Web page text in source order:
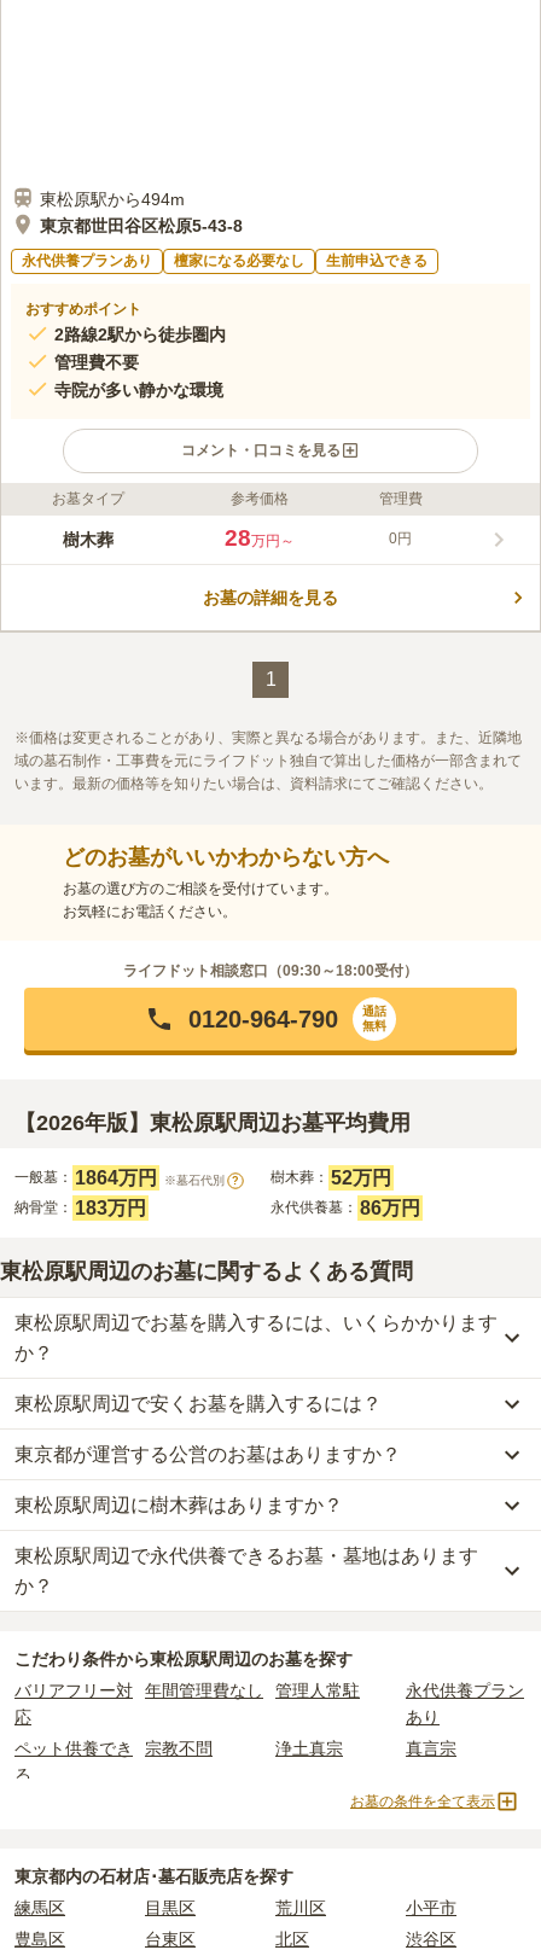
東松原駅から494m
東京都世田谷区松原5-43-8
永代供養プランあり 檀家になる必要なし 生前申込できる
おすすめポイント
2路線2駅から徒歩圏内
管理費不要
寺院が多い静かな環境
コメント・口コミを見る
ライフドット編集部のコメント
世田谷区松原に、新しい樹木葬墓がオープンしました。地元のお
契約期間は7回忌、13回忌、23回忌、33回忌となっており、この
する墓石・石碑は白御影石碑、グレー・ピンク御影石碑、赤・黒
この霊園はまだ誰からも評価されていません。
お墓タイプ 参考価格 管理費
樹木葬 28万円～ 0円
お墓の詳細を見る
1
価格は変更されることがあり、実際と異なる場合があります。また、近隣地
域の墓石制作・工事費を元にライフドット独自で算出した価格が一部含まれて
います。最新の価格等を知りたい場合は、資料請求にてご確認ください。
どのお墓がいいかわからない方へ
お墓の選び方のご相談を受付けています。
お気軽にお電話ください。
ライフドット相談窓口（09:30～18:00受付）
0120-964-790
通話
無料
【2026年版】東松原駅周辺お墓平均費用
一般墓： 1864万円 ※墓石代別 ? 樹木葬： 52万円
納骨堂： 183万円 永代供養墓： 86万円
東松原駅周辺のお墓に関するよくある質問
東松原駅周辺でお墓を購入するには、いくらかかります
か？
東松原駅周辺での購入費用の目安は、一般墓が約2031万円、樹木葬
が約52万円、納骨堂が約183万円、永代供養墓が約86万円です。
一般墓を建てる場合は、「永代使用料（土地代）」と「墓石代」の
2つが主な費用となります。
東松原駅周辺の一般墓の永代使用料の平均は
で、墓石代は
さ・素材によって変わります。
樹木葬・納骨堂・永代供養墓は、基本的に墓石代がかからず、永代
なお、お墓によっては以下の費用が別途かかる場合があります。
・開眼法要の費用：お墓を新しく建てた際に行う儀式のための費
用。僧侶に渡すお布施がかかります。
・納骨式の費用
：お墓に遺骨を納める儀式のための費用。僧侶に渡
すお布施、会食などの費用がかかります。
：お墓の管理費。契約後、毎年発生するケースがあり
正確な費用は、区画や石材の選び方によって大きく変わるため、見
積もりを取るまで確定しません。
現地見学では、担当者に「提示金額以外にかかる費用はないか」を
東松原駅周辺で安くお墓を購入するには？
東松原駅周辺で一番安価なお墓は、即法寺の永代供養墓
11万円
からお求めいただけます。
一般的に最も費用を抑えられるのは、他の方のご遺骨と一緒に埋葬
する「合祀墓（ごうしぼ）」と呼ばれるタイプです。個別のお墓に
比べて省スペースで管理の手間がかからないため、費用が安く設定
されています。
価格の目安は、1名あたり5万円〜30万円程度です。
東松原駅周辺で安価なお墓を探したい場合は、
替えてお墓を探すのがおすすめです。
東京都が運営する公営のお墓はありますか？
東松原駅周辺には、公営の霊園の掲載がありません。
一方で、東京都内には、県または市区町村が運営する公営の霊園が
16件あります。
公営霊園は民営の霊園と異なり、契約にあたって応募資格が設けら
主な条件として、遺骨がすでにある、該当の市区町村に一定年数以
上住んでいるなどが挙げられます。
条件を満たさない場合は、申し込み自体ができないことも多いた
め、事前の確認が重要です。
契約条件の詳細は、各霊園のページをご確認いただくか、資料請求
東松原駅周辺に樹木葬はありますか？
東松原駅周辺には、2件の樹木葬があります。
詳しくは、
東松原駅周辺で永代供養できるお墓・墓地はあります
か？
詳しくは、東松原駅周辺の永代供養の一覧をご覧ください。
こだわり条件から東松原駅周辺のお墓を探す
バリアフリー対
応
年間管理費なし 管理人常駐
永代供養プラン
あり
ペット供養でき
る
宗教不問 浄土真宗 真言宗
納骨堂
2人用区画あり
3人用区画あり
お墓の条件を全て表示
東京都内の石材店･墓石販売店を探す
練馬区
目黒区 荒川区
小平市
豊島区
台東区 北区
渋谷区